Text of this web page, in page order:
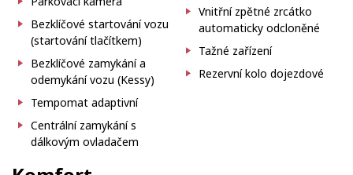
Bezklíčové startování vozu
(startování tlačítkem)
Bezklíčové zamykání a
odemykání vozu (Kessy)
Tempomat adaptivní
Centrální zamykání s
dálkovým ovladačem
Vnitřní zpětné zrcátko
automaticky odcloněné
Tažné zařízení
Rezervní kolo dojezdové